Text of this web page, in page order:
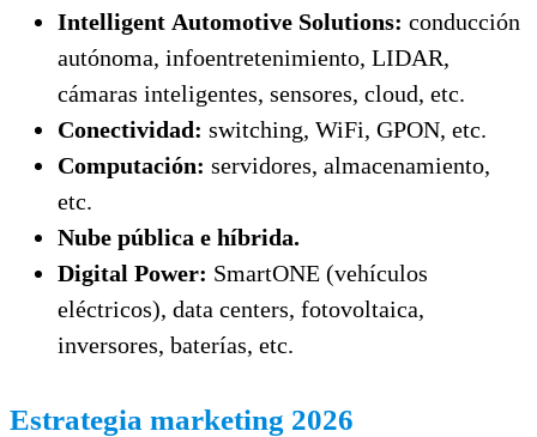
Intelligent Automotive Solutions: conducción
autónoma, infoentretenimiento, LIDAR,
cámaras inteligentes, sensores, cloud, etc.
Conectividad: switching, WiFi, GPON, etc.
Computación: servidores, almacenamiento,
etc.
Nube pública e híbrida.
Digital Power: SmartONE (vehículos
eléctricos), data centers, fotovoltaica,
inversores, baterías, etc.
Estrategia marketing 2026